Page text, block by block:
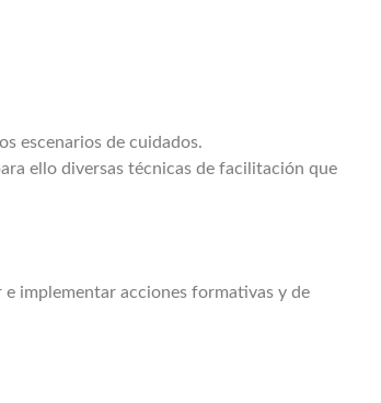
escenarios de cuidados.
ello diversas técnicas de facilitación que
implementar acciones formativas y de